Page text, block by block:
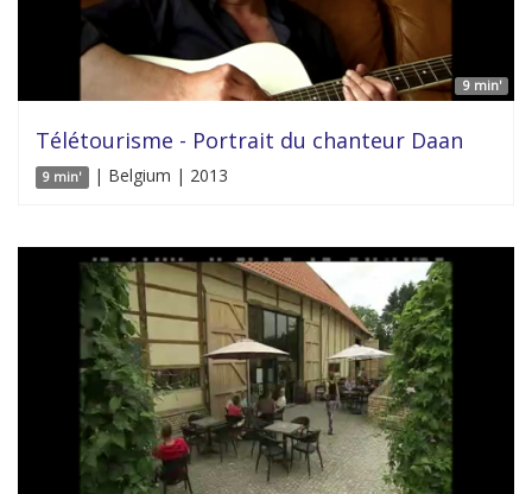
9 min'
Télétourisme - Portrait du chanteur Daan
9 min' | Belgium | 2013